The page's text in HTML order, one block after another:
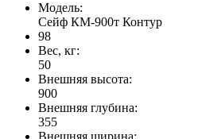
Модель:
Сейф КМ-900т Контур
98
Вес, кг:
50
Внешняя высота:
900
Внешняя глубина:
355